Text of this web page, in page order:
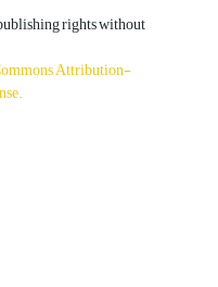
rights without
Attribution-
.